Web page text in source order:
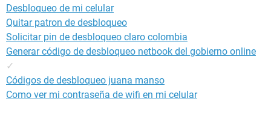
Desbloqueo de mi celular
Quitar patron de desbloqueo
Solicitar pin de desbloqueo claro colombia
Generar código de desbloqueo netbook del gobierno online
✓
Códigos de desbloqueo juana manso
Como ver mi contraseña de wifi en mi celular